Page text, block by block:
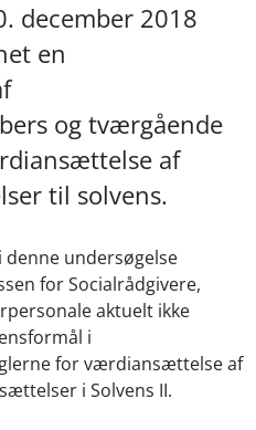
december 2018
en
og tværgående
af
til solvens.
denne undersøgelse
for Socialrådgivere,
aktuelt ikke
i
for værdiansættelse af
i Solvens II.